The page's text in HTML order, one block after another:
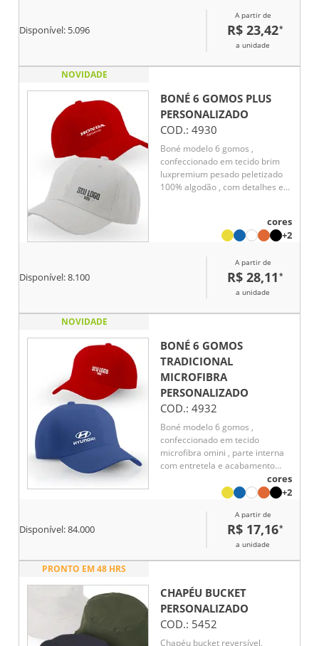
adequado para diferentes estilos
Disponível: 5.096
A partir de
R$ 23,42*
a unidade
NOVIDADE
BONÉ 6 GOMOS PLUS
PERSONALIZADO
COD.: 4930
Boné modelo 6 gomos ,
confeccionado em tecido brim
luxpremium pesado peletizado
100% algodão , com detalhes em
acabamento com carneira em
brim , 6 costuras na aba , botão
regulador em velcro.
cores
+2
Disponível:8.100
A partir de
R$ 28,11 *
a unidade
NOVIDADE
BONÉ 6 GOMOS
TRADICIONAL
MICROFIBRA
PERSONALIZADO
COD.: 4932
Boné modelo 6 gomos ,
confeccionado em tecido
microfibra omini , parte interna
com entretela e acabamento
com carneira , botão encapado ,
fechamento com regulador em
cores
+2
Disponível:84.000
A partir de
R$ 17,16*
a unidade
PRONTO EM 48 HRS
CHAPÉU BUCKET
PERSONALIZADO
COD.: 5452
Chapéu bucket reversível,